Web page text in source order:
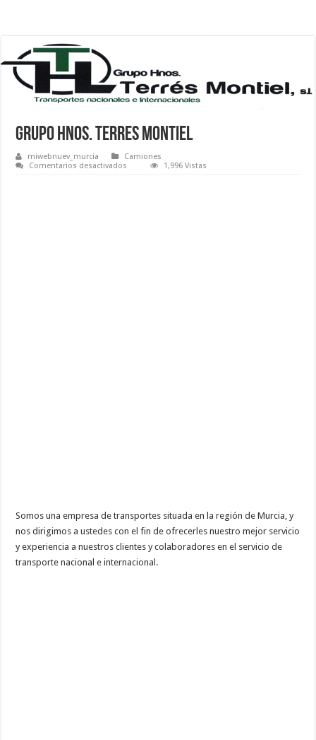
Grupo Hnos. Terres Montiel
miwebnuev_murcia
Camiones
Comentarios desactivados
1,996 Vistas
Somos una empresa de transportes situada en la región de Murcia, y
nos dirigimos a ustedes con el fin de ofrecerles nuestro mejor servicio
y experiencia a nuestros clientes y colaboradores en el servicio de
transporte nacional e internacional.